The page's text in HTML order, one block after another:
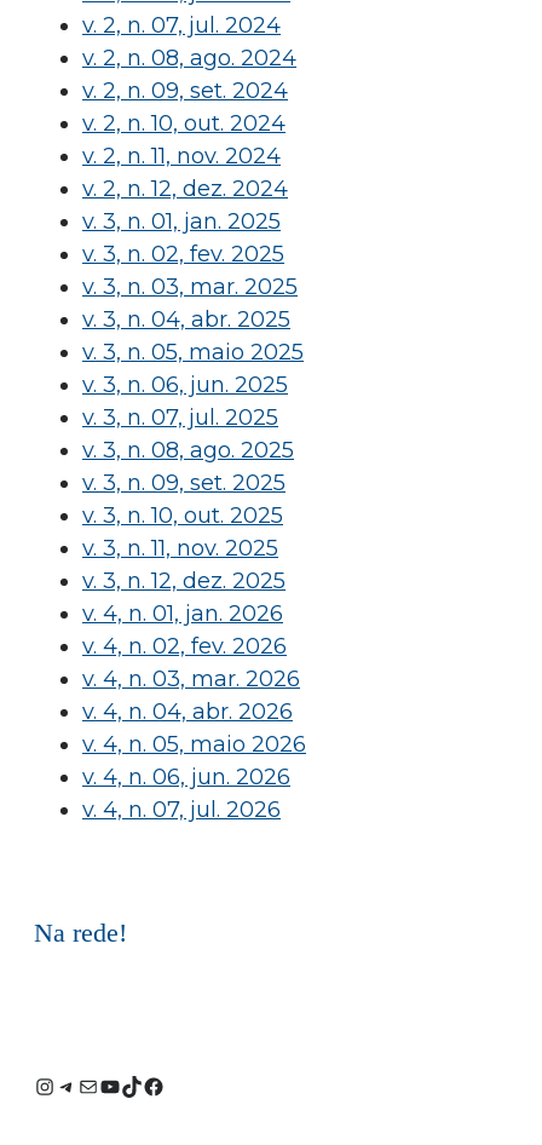
v. 2, n. 07, jul. 2024
v. 2, n. 08, ago. 2024
v. 2, n. 09, set. 2024
v. 2, n. 10, out. 2024
v. 2, n. 11, nov. 2024
v. 2, n. 12, dez. 2024
v. 3, n. 01, jan. 2025
v. 3, n. 02, fev. 2025
v. 3, n. 03, mar. 2025
v. 3, n. 04, abr. 2025
v. 3, n. 05, maio 2025
v. 3, n. 06, jun. 2025
v. 3, n. 07, jul. 2025
v. 3, n. 08, ago. 2025
v. 3, n. 09, set. 2025
v. 3, n. 10, out. 2025
v. 3, n. 11, nov. 2025
v. 3, n. 12, dez. 2025
v. 4, n. 01, jan. 2026
v. 4, n. 02, fev. 2026
v. 4, n. 03, mar. 2026
v. 4, n. 04, abr. 2026
v. 4, n. 05, maio 2026
v. 4, n. 06, jun. 2026
v. 4, n. 07, jul. 2026
Na rede!
Instagram
Telegram
E-Youtube
TikTok
Facebook